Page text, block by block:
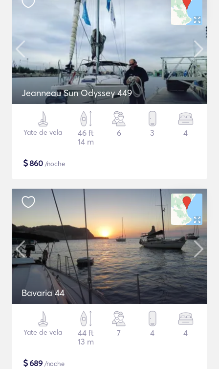
Jeanneau Sun Odyssey 449
Yate de vela
46 ft
14 m
6 3 4
$860 /noche
Bavaria 44
Yate de vela
44 ft
13 m
7 4 4
$689 /noche